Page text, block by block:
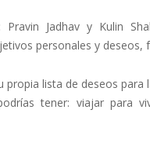
Jadhav y Kulin
personales y deseos,
lista de deseos
tener: viajar para